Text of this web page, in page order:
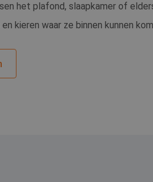
het plafond, slaapkamer of
kieren waar ze binnen kunnen